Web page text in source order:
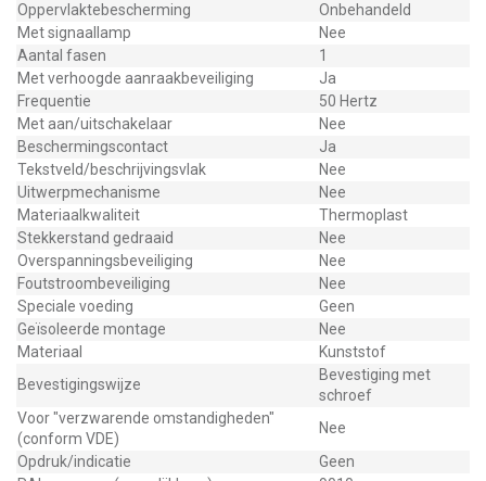
Oppervlaktebescherming
Onbehandeld
Met signaallamp
Nee
Aantal fasen
1
Met verhoogde aanraakbeveiliging
Ja
Frequentie
50 Hertz
Met aan/uitschakelaar
Nee
Beschermingscontact
Ja
Tekstveld/beschrijvingsvlak
Nee
Uitwerpmechanisme
Nee
Materiaalkwaliteit
Thermoplast
Stekkerstand gedraaid
Nee
Overspanningsbeveiliging
Nee
Foutstroombeveiliging
Nee
Speciale voeding
Geen
Geïsoleerde montage
Nee
Materiaal
Kunststof
Bevestigingswijze
Bevestiging met
schroef
Voor "verzwarende omstandigheden"
(conform VDE)
Nee
Opdruk/indicatie
Geen